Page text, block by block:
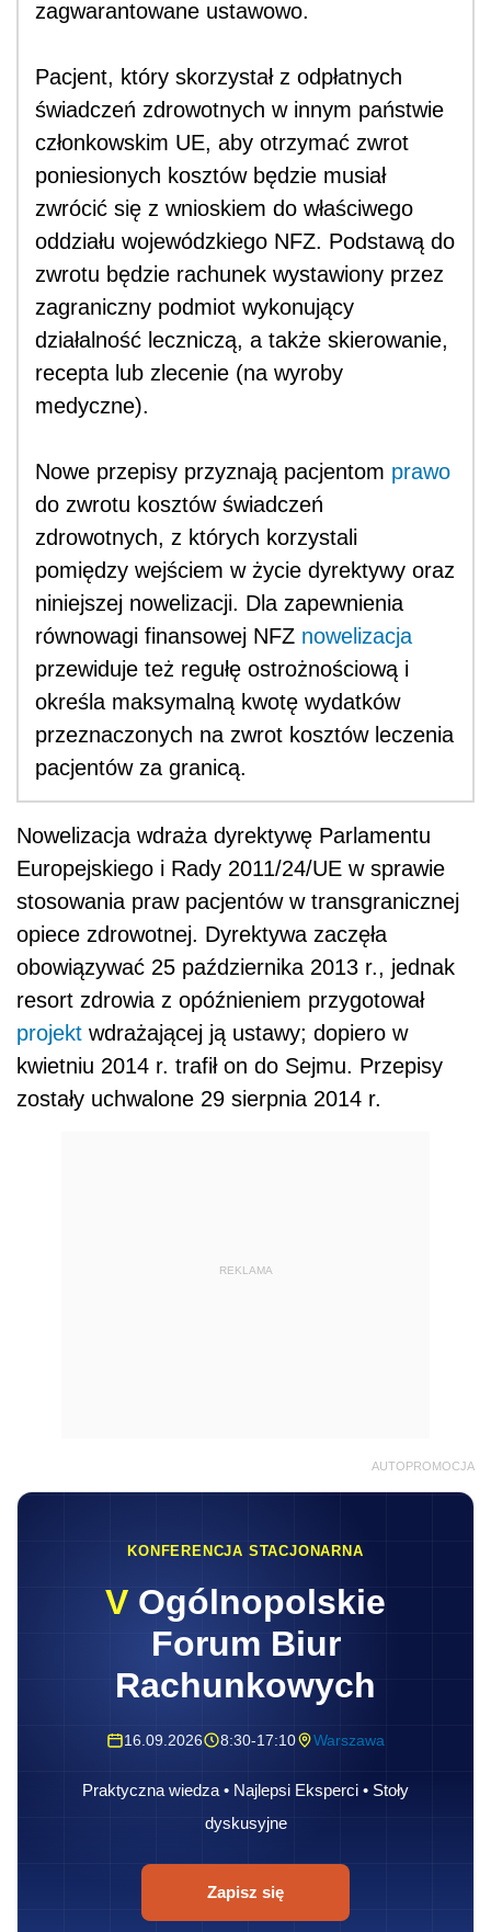
zagwarantowane ustawowo.
Pacjent, który skorzystał z odpłatnych
świadczeń zdrowotnych w innym państwie
członkowskim UE, aby otrzymać zwrot
poniesionych kosztów będzie musiał
zwrócić się z wnioskiem do właściwego
oddziału wojewódzkiego NFZ. Podstawą do
zwrotu będzie rachunek wystawiony przez
zagraniczny podmiot wykonujący
działalność leczniczą, a także skierowanie,
recepta lub zlecenie (na wyroby
medyczne).
Nowe przepisy przyznają pacjentom prawo
do zwrotu kosztów świadczeń
zdrowotnych, z których korzystali
pomiędzy wejściem w życie dyrektywy oraz
niniejszej nowelizacji. Dla zapewnienia
równowagi finansowej NFZ nowelizacja
przewiduje też regułę ostrożnościową i
określa maksymalną kwotę wydatków
przeznaczonych na zwrot kosztów leczenia
pacjentów za granicą.
Nowelizacja wdraża dyrektywę Parlamentu
Europejskiego i Rady 2011/24/UE w sprawie
stosowania praw pacjentów w transgranicznej
opiece zdrowotnej. Dyrektywa zaczęła
obowiązywać 25 października 2013 r., jednak
resort zdrowia z opóźnieniem przygotował
projekt wdrażającej ją ustawy; dopiero w
kwietniu 2014 r. trafił on do Sejmu. Przepisy
zostały uchwalone 29 sierpnia 2014 r.
REKLAMA
AUTOPROMOCJA
KONFERENCJA STACJONARNA
V Ogólnopolskie
Forum Biur
Rachunkowych
16.09.2026 8:30-17:10 Warszawa
Praktyczna wiedza • Najlepsi Eksperci • Stoły
dyskusyjne
Zapisz się